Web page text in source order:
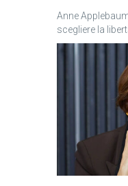
Anne
scegliere la